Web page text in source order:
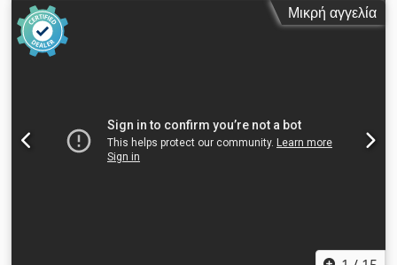
ύψος χωρίς βαθμίδες - συμπεριλαμβάνεται χειριστήριο -
μέγιστο φορτίο 15.000 N - 1.500 kg - ταχύτητα περιστροφής
0,07 - 1,3 στρ./λεπτό - ροπή περιστροφής 1.000 Nm -
διαστάσεις 1.640 x 810 mm - σύνδεση 3 x 400 V / CEE 16A -
βάρος 730 kg
Μικρή αγγελία